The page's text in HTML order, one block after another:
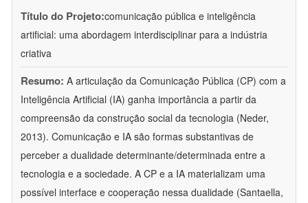
Título do Projeto:comunicação pública e inteligência
artificial: uma abordagem interdisciplinar para a indústria
criativa
Resumo: A articulação da Comunicação Pública (CP) com a
Inteligência Artificial (IA) ganha importância a partir da
compreensão da construção social da tecnologia (Neder,
2013). Comunicação e IA são formas substantivas de
perceber a dualidade determinante/determinada entre a
tecnologia e a sociedade. A CP e a IA materializam uma
possível interface e cooperação nessa dualidade (Santaella,